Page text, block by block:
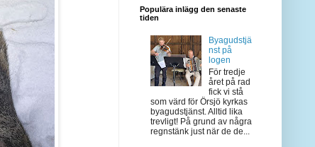
Populära inlägg den senaste
tiden
Byagudstjä
nst på
logen
För tredje
året på rad
fick vi stå
som värd för Örsjö kyrkas
byagudstjänst. Alltid lika
trevligt! På grund av några
regnstänk just när de de...